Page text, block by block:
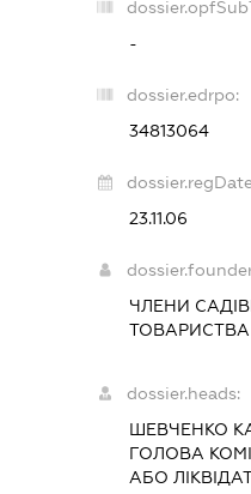
-
dossier.edrpo:
34813064
23.11.06
ЧЛЕНИ
ТОВАРИСТВА
dossier.heads:
ШЕВЧЕНКО
ГОЛОВА
АБО